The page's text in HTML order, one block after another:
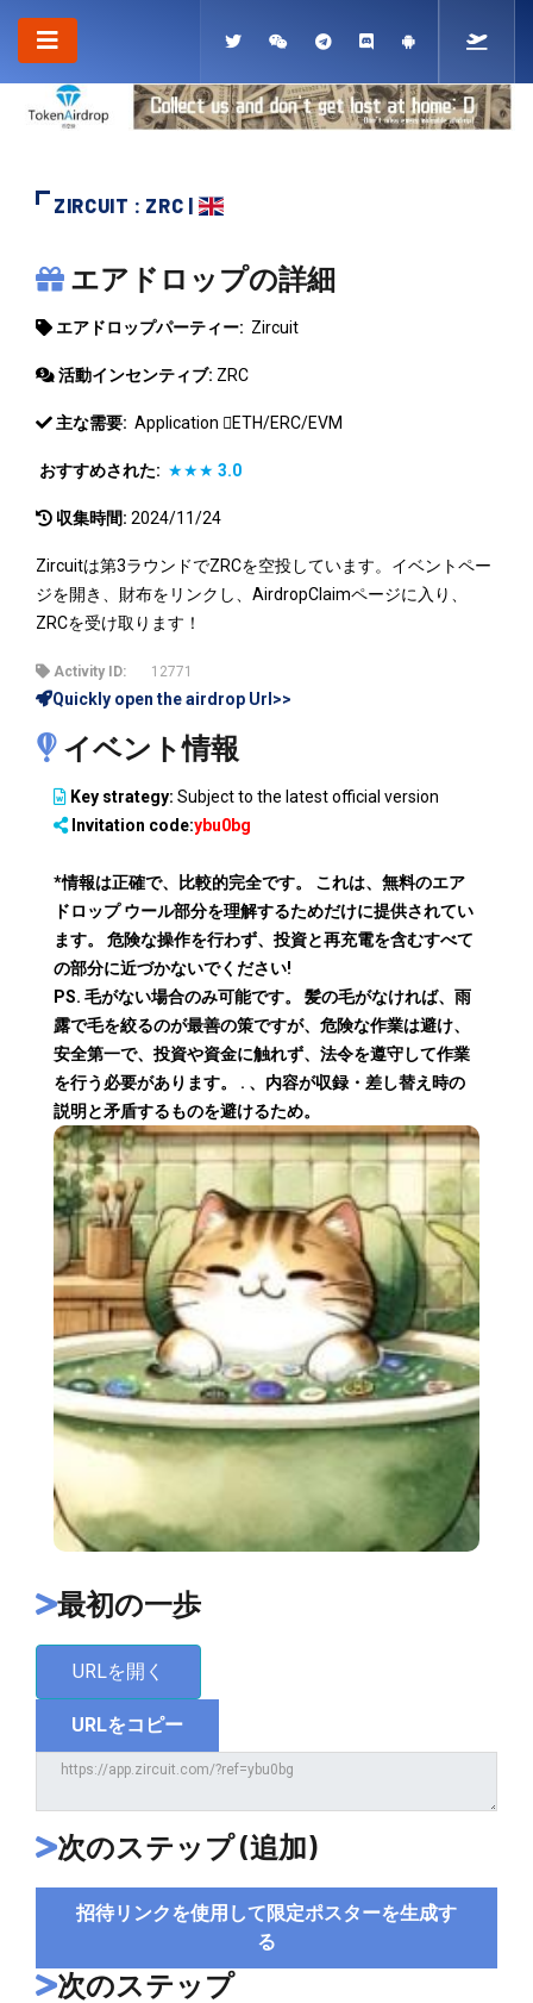
ZIRCUIT : ZRC |
ZIRCUIT
エアドロップの詳細
エアドロップパーティー: Zircuit
活動インセンティブ: ZRC
主な需要: Application ETH/ERC/EVM
おすすめされた: ★★★ 3.0
収集時間: 2024/11/24
Zircuitは第3ラウンドでZRCを空投しています。イベントペー
ジを開き、財布をリンクし、AirdropClaimページに入り、
ZRCを受け取ります！
Activity ID: 12771
Quickly open the airdrop Url>>
イベント情報
Key strategy: Subject to the latest official version
Invitation code:ybu0bg
*情報は正確で、比較的完全です。 これは、無料のエア
ドロップ ウール部分を理解するためだけに提供されてい
ます。 危険な操作を行わず、投資と再充電を含むすべて
の部分に近づかないでください!
PS. 毛がない場合のみ可能です。 髪の毛がなければ、雨
露で毛を絞るのが最善の策ですが、危険な作業は避け、
安全第一で、投資や資金に触れず、法令を遵守して作業
を行う必要があります。 . 、内容が収録・差し替え時の
説明と矛盾するものを避けるため。
最初の一歩
URLを開く
URLをコピー
次のステップ (追加)
招待リンクを使用して限定ポスターを生成す
る
次のステップ